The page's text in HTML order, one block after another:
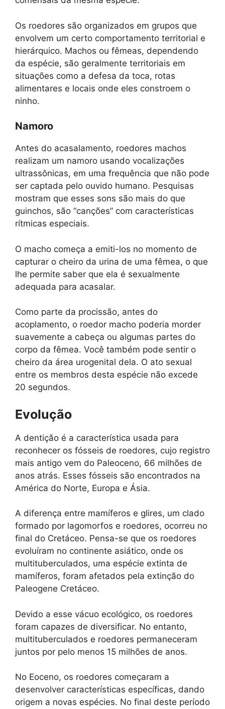
Os roedores são organizados em grupos que
envolvem um certo comportamento territorial e
hierárquico. Machos ou fêmeas, dependendo
da espécie, são geralmente territoriais em
situações como a defesa da toca, rotas
alimentares e locais onde eles constroem o
ninho.
Namoro
Antes do acasalamento, roedores machos
realizam um namoro usando vocalizações
ultrassônicas, em uma frequência que não pode
ser captada pelo ouvido humano. Pesquisas
mostram que esses sons são mais do que
guinchos, são “canções” com características
rítmicas especiais.
O macho começa a emiti-los no momento de
capturar o cheiro da urina de uma fêmea, o que
lhe permite saber que ela é sexualmente
adequada para acasalar.
Como parte da procissão, antes do
acoplamento, o roedor macho poderia morder
suavemente a cabeça ou algumas partes do
corpo da fêmea. Você também pode sentir o
cheiro da área urogenital dela. O ato sexual
entre os membros desta espécie não excede
20 segundos.
Evolução
A dentição é a característica usada para
reconhecer os fósseis de roedores, cujo registro
mais antigo vem do Paleoceno, 66 milhões de
anos atrás. Esses fósseis são encontrados na
América do Norte, Europa e Ásia.
A diferença entre mamíferos e glires, um clado
formado por lagomorfos e roedores, ocorreu no
final do Cretáceo. Pensa-se que os roedores
evoluíram no continente asiático, onde os
multituberculados, uma espécie extinta de
mamíferos, foram afetados pela extinção do
Paleogene Cretáceo.
Devido a esse vácuo ecológico, os roedores
foram capazes de diversificar. No entanto,
multituberculados e roedores permaneceram
juntos por pelo menos 15 milhões de anos.
No Eoceno, os roedores começaram a
desenvolver características específicas, dando
origem a novas espécies. No final deste período